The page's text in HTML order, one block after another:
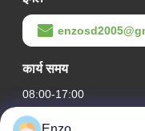
कार्य समय
08:00-17:00